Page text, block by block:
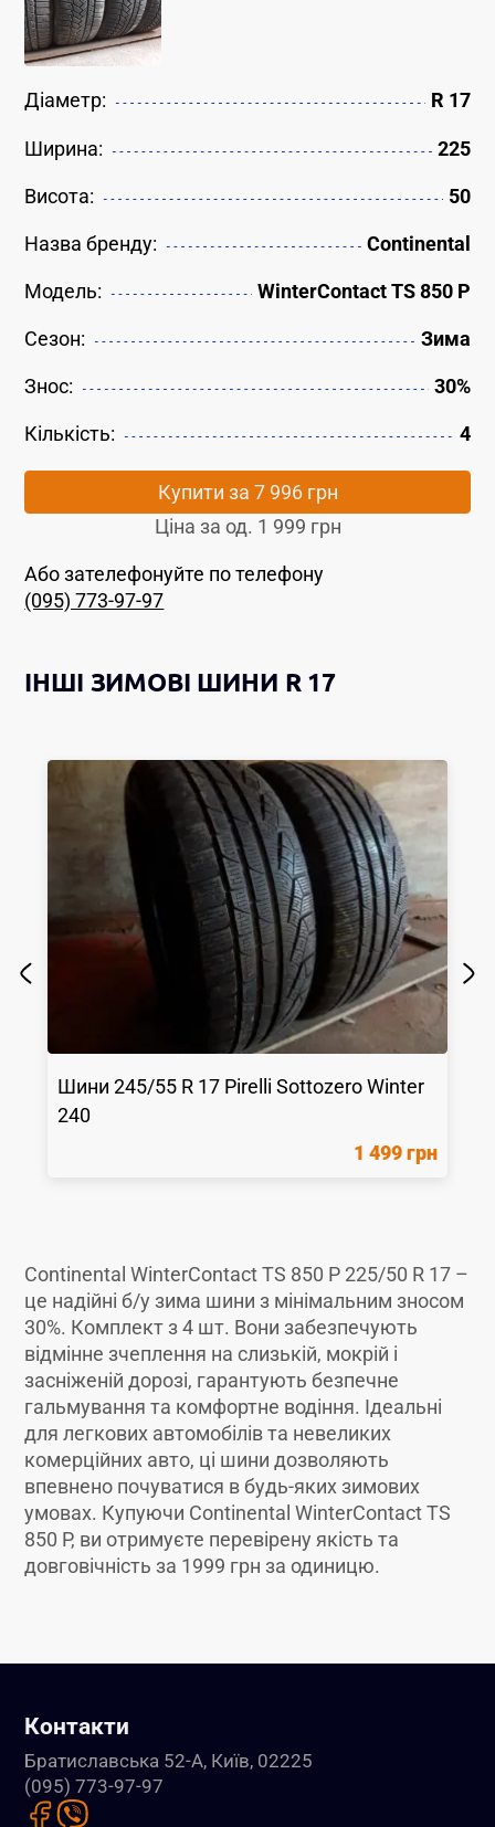
Діаметр: R 17
Ширина: 225
Висота: 50
Назва бренду: Continental
Модель: WinterContact TS 850 P
Сезон: Зима
Знос: 30%
Кількість: 4
Купити за 7 996 грн
Ціна за од. 1 999 грн
Або зателефонуйте по телефону
(095) 773-97-97
ІНШІ ЗИМОВІ ШИНИ R 17
Шини245/55 R 17 Pirelli Sottozero Winter
240
1 499 грн
Continental WinterContact TS 850 P 225/50 R 17 –
це надійні б/у зима шини з мінімальним зносом
30%. Комплект з 4 шт. Вони забезпечують
відмінне зчеплення на слизькій, мокрій і
засніженій дорозі, гарантують безпечне
гальмування та комфортне водіння. Ідеальні
для легкових автомобілів та невеликих
комерційних авто, ці шини дозволяють
впевнено почуватися в будь-яких зимових
умовах. Купуючи Continental WinterContact TS
850 P, ви отримуєте перевірену якість та
довговічність за 1999 грн за одиницю.
Контакти
Братиславська 52-А, Київ, 02225
(095) 773-97-97